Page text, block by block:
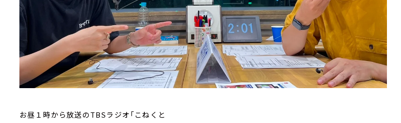
お昼１時から放送のTBSラジオ「こねくと